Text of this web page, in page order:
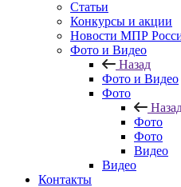
Статьи
Конкурсы и акции
Новости МПР
Фото и Видео
Назад
Фото и Видео
Фото
Фото
Фото
Видео
Видео
Контакты